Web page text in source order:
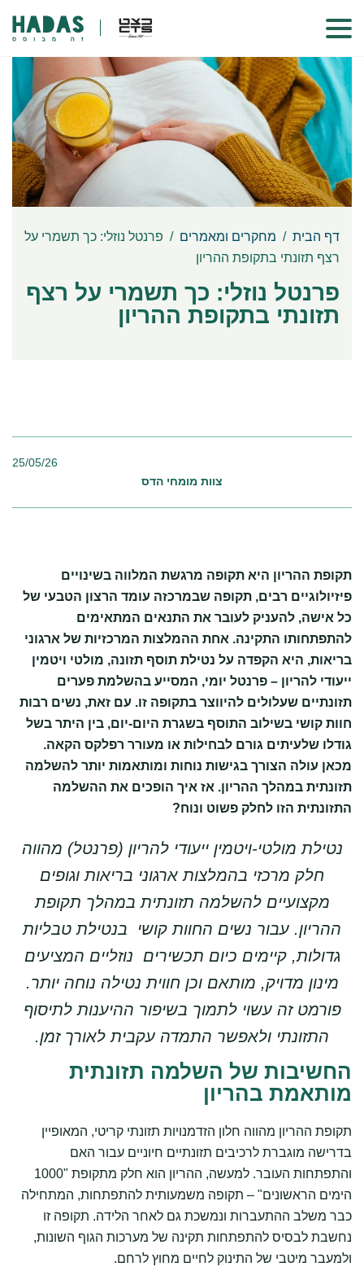
דף הבית / מחקרים ומאמרים / פרנטל נוזלי: כך תשמרי על
רצף תזונתי בתקופת ההריון
פרנטל נוזלי: כך תשמרי על רצף
תזונתי בתקופת ההריון
צוות מומחי הדס
25/05/26
תקופת ההריון היא תקופה מרגשת המלווה בשינויים
פיזיולוגיים רבים, תקופה שבמרכזה עומד הרצון הטבעי של
כל אישה, להעניק לעובר את התנאים המתאימים
להתפתחותו התקינה. אחת ההמלצות המרכזיות של ארגוני
בריאות, היא הקפדה על נטילת תוסף תזונה, מולטי ויטמין
ייעודי להריון – פרנטל יומי, המסייע בהשלמת פערים
תזונתיים שעלולים להיווצר בתקופה זו. עם זאת, נשים רבות
חוות קושי בשילוב התוסף בשגרת היום-יום, בין היתר בשל
גודלו שלעיתים גורם לבחילות או מעורר רפלקס הקאה.
מכאן עולה הצורך בגישות נוחות ומותאמות יותר להשלמה
תזונתית במהלך ההריון. אז איך הופכים את ההשלמה
התזונתית הזו לחלק פשוט ונוח?
נטילת מולטי-ויטמין ייעודי להריון (פרנטל) מהווה
חלק מרכזי בהמלצות ארגוני בריאות וגופים
מקצועיים להשלמה תזונתית במהלך תקופת
ההריון. עבור נשים החוות קושי בנטילת טבליות
גדולות, קיימים כיום תכשירים נוזליים המציעים
מינון מדויק, מותאם וכן חווית נטילה נוחה יותר.
פורמט זה עשוי לתמוך בשיפור ההיענות לתיסוף
התזונתי ולאפשר התמדה עקבית לאורך זמן.
החשיבות של השלמה תזונתית
מותאמת בהריון
תקופת ההריון מהווה חלון הזדמנויות תזונתי קריטי, המאופיין
בדרישה מוגברת לרכיבים תזונתיים חיוניים עבור האם
והתפתחות העובר. למעשה, ההריון הוא חלק מתקופת "1000
הימים הראשונים" – תקופה משמעותית להתפתחות, המתחילה
כבר משלב ההתעברות ונמשכת גם לאחר הלידה. תקופה זו
נחשבת לבסיס להתפתחות תקינה של מערכות הגוף השונות,
ולמעבר מיטבי של התינוק לחיים מחוץ לרחם.